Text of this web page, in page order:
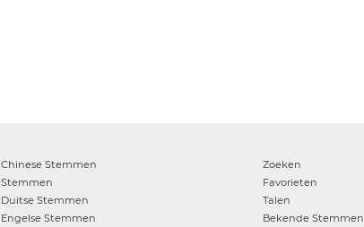
Chinese Stemmen
Stemmen
Duitse Stemmen
Engelse Stemmen
Zoeken
Favorieten
Talen
Bekende Stemmen